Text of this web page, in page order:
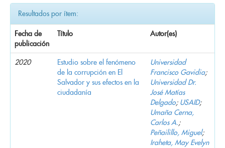
Resultados por ítem:
Fecha de
publicación
Título Autor(es)
2020
Estudio sobre el fenómeno
de la corrupción en El
Salvador y sus efectos en la
ciudadanía
Universidad
Francisco Gavidia;
Universidad Dr.
José Matías
Delgado; USAID;
Umaña Cerna,
Carlos A.;
Peñailillo, Miguel;
Iraheta, May Evelyn